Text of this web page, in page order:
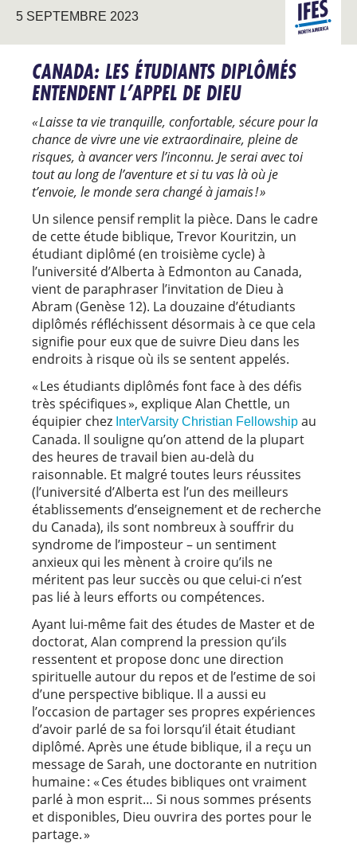
5 SEPTEMBRE 2023
DU NORD
CANADA: LES ÉTUDIANTS DIPLÔMÉS
ENTENDENT L’APPEL DE DIEU
« Laisse ta vie tranquille, confortable, sécure pour la
chance de vivre une vie extraordinaire, pleine de
risques, à avancer vers l’inconnu. Je serai avec toi
tout au long de l’aventure et si tu vas là où je
t’envoie, le monde sera changé à jamais ! »
Un silence pensif remplit la pièce. Dans le cadre
de cette étude biblique, Trevor Kouritzin, un
étudiant diplômé (en troisième cycle) à
l’université d’Alberta à Edmonton au Canada,
vient de paraphraser l’invitation de Dieu à
Abram (Genèse 12). La douzaine d’étudiants
diplômés réfléchissent désormais à ce que cela
signifie pour eux que de suivre Dieu dans les
endroits à risque où ils se sentent appelés.
« Les étudiants diplômés font face à des défis
très spécifiques », explique Alan Chettle, un
équipier chez InterVarsity Christian Fellowship au
Canada. Il souligne qu’on attend de la plupart
des heures de travail bien au-delà du
raisonnable. Et malgré toutes leurs réussites
(l’université d’Alberta est l’un des meilleurs
établissements d’enseignement et de recherche
du Canada), ils sont nombreux à souffrir du
syndrome de l’imposteur – un sentiment
anxieux qui les mènent à croire qu’ils ne
méritent pas leur succès ou que celui-ci n’est
pas lié à leurs efforts ou compétences.
Ayant lui-même fait des études de Master et de
doctorat, Alan comprend la pression qu’ils
ressentent et propose donc une direction
spirituelle autour du repos et de l’estime de soi
d’une perspective biblique. Il a aussi eu
l’occasion de partager ses propres expériences
d’avoir parlé de sa foi lorsqu’il était étudiant
diplômé. Après une étude biblique, il a reçu un
message de Sarah, une doctorante en nutrition
humaine : « Ces études bibliques ont vraiment
parlé à mon esprit… Si nous sommes présents
et disponibles, Dieu ouvrira des portes pour le
partage. »